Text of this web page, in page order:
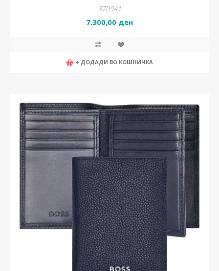
370941
7.300,00 ден
+ ДОДАДИ ВО КОШНИЧКА